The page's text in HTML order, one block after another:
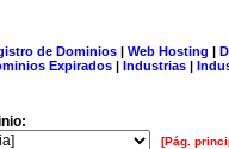
de Dominios| Web Hosting |
Expirados | Industrias |
[Pág.